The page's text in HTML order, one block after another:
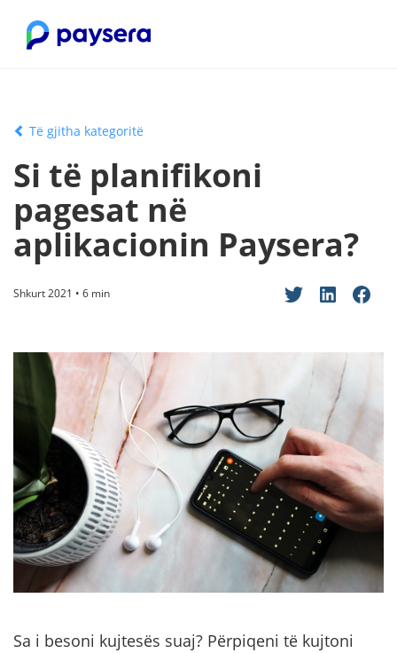
Të gjitha kategoritë
Si të planifikoni
pagesat në
aplikacionin Paysera?
Shkurt 2021 • 6 min
Sa i besoni kujtesës suaj? Përpiqeni të kujtoni